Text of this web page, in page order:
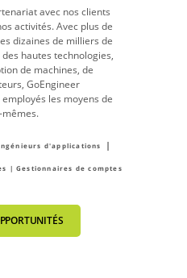
avec nos clients
activités. Avec plus de
dizaines de milliers de
hautes technologies,
de machines, de
GoEngineer
les moyens de
d'applications |
| Gestionnaires de comptes